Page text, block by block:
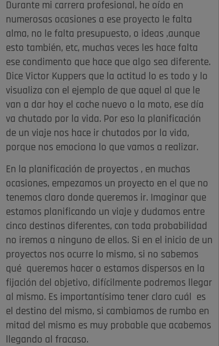
Durante mi carrera profesional, he oído en
numerosas ocasiones a ese proyecto le falta
alma, no le falta presupuesto, o ideas ,aunque
esto también, etc, muchas veces les hace falta
ese condimento que hace que algo sea diferente.
Dice Victor Kuppers que la actitud lo es todo y lo
visualiza con el ejemplo de que aquel al que le
van a dar hoy el coche nuevo o la moto, ese día
va chutado por la vida. Por eso la planificación
de un viaje nos hace ir chutados por la vida,
porque nos emociona lo que vamos a realizar.
En la planificación de proyectos , en muchas
ocasiones, empezamos un proyecto en el que no
tenemos claro donde queremos ir. Imaginar que
estamos planificando un viaje y dudamos entre
cinco destinos diferentes, con toda probabilidad
no iremos a ninguno de ellos. Si en el inicio de un
proyectos nos ocurre lo mismo, si no sabemos
qué queremos hacer o estamos dispersos en la
fijación del objetivo, difícilmente podremos llegar
al mismo. Es importantísimo tener claro cuál es
el destino del mismo, si cambiamos de rumbo en
mitad del mismo es muy probable que acabemos
llegando al fracaso.